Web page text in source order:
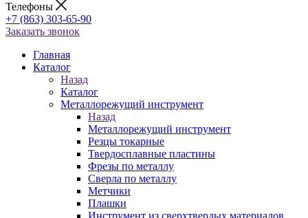
Телефоны
+7 (863) 303-65-90
Заказать звонок
Главная
Каталог
Назад
Каталог
Металлорежущий инструмент
Назад
Металлорежущий инструмент
Резцы токарные
Твердосплавные пластины
Фрезы по металлу
Сверла по металлу
Метчики
Плашки
Инструмент из сверхтвердых материалов